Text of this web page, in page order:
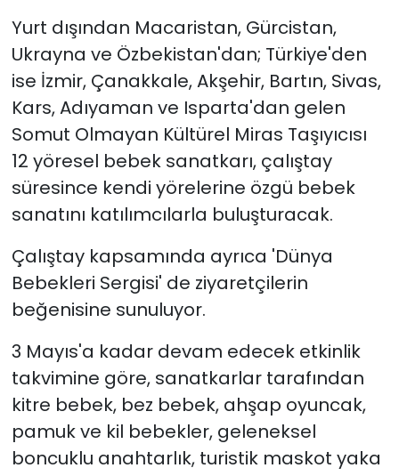
Yurt dışından Macaristan, Gürcistan,
Ukrayna ve Özbekistan'dan; Türkiye'den
ise İzmir, Çanakkale, Akşehir, Bartın, Sivas,
Kars, Adıyaman ve Isparta'dan gelen
Somut Olmayan Kültürel Miras Taşıyıcısı
12 yöresel bebek sanatkarı, çalıştay
süresince kendi yörelerine özgü bebek
sanatını katılımcılarla buluşturacak.
Çalıştay kapsamında ayrıca 'Dünya
Bebekleri Sergisi' de ziyaretçilerin
beğenisine sunuluyor.
3 Mayıs'a kadar devam edecek etkinlik
takvimine göre, sanatkarlar tarafından
kitre bebek, bez bebek, ahşap oyuncak,
pamuk ve kil bebekler, geleneksel
boncuklu anahtarlık, turistik maskot yaka